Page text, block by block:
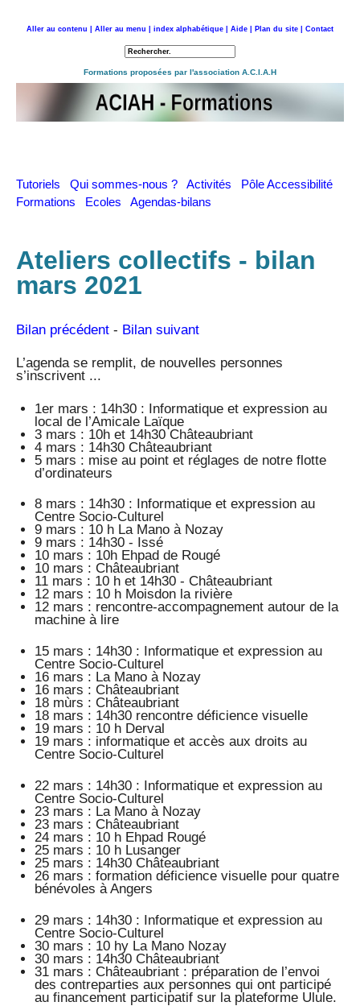
Aller au contenu | Aller au menu | index alphabétique | Aide | Plan du site | Contact
Formations proposées par l'association A.C.I.A.H
Tutoriels Qui sommes-nous ? Activités Pôle Accessibilité
Formations Ecoles Agendas-bilans
Ateliers collectifs - bilan
mars 2021
Bilan précédent - Bilan suivant
L’agenda se remplit, de nouvelles personnes
s’inscrivent ...
1er mars : 14h30 : Informatique et expression au
local de l’Amicale Laïque
3 mars : 10h et 14h30 Châteaubriant
4 mars : 14h30 Châteaubriant
5 mars : mise au point et réglages de notre flotte
d’ordinateurs
8 mars : 14h30 : Informatique et expression au
Centre Socio-Culturel
9 mars : 10 h La Mano à Nozay
9 mars : 14h30 - Issé
10 mars : 10h Ehpad de Rougé
10 mars : Châteaubriant
11 mars : 10 h et 14h30 - Châteaubriant
12 mars : 10 h Moisdon la rivière
12 mars : rencontre-accompagnement autour de la
machine à lire
15 mars : 14h30 : Informatique et expression au
Centre Socio-Culturel
16 mars : La Mano à Nozay
16 mars : Châteaubriant
18 mùrs : Châteaubriant
18 mars : 14h30 rencontre déficience visuelle
19 mars : 10 h Derval
19 mars : informatique et accès aux droits au
Centre Socio-Culturel
22 mars : 14h30 : Informatique et expression au
Centre Socio-Culturel
23 mars : La Mano à Nozay
23 mars : Châteaubriant
24 mars : 10 h Ehpad Rougé
25 mars : 10 h Lusanger
25 mars : 14h30 Châteaubriant
26 mars : formation déficience visuelle pour quatre
bénévoles à Angers
29 mars : 14h30 : Informatique et expression au
Centre Socio-Culturel
30 mars : 10 hy La Mano Nozay
30 mars : 14h30 Châteaubriant
31 mars : Châteaubriant : préparation de l’envoi
des contreparties aux personnes qui ont participé
au financement participatif sur la plateforme Ulule.